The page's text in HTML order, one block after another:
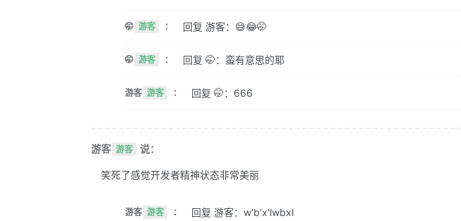
🤭 游客 ： 回复 游客：😅😂🤭
🤭 游客 ： 回复 🤭：蛮有意思的耶
游客 游客 ： 回复 🤭：666
游客 游客 说：
笑死了感觉开发者精神状态非常美丽
游客 游客 ： 回复 游客：w'b'x'lwbxl